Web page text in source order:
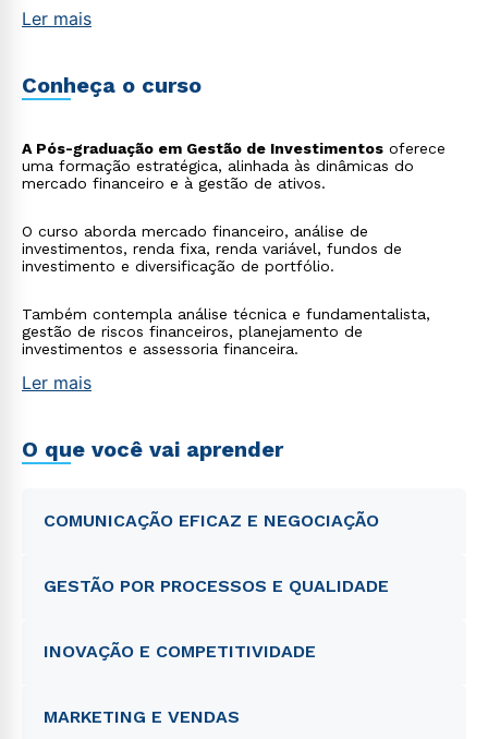
Ler mais
Conheça o curso
A Pós-graduação em Gestão de Investimentos oferece
uma formação estratégica, alinhada às dinâmicas do
mercado financeiro e à gestão de ativos.
O curso aborda mercado financeiro, análise de
investimentos, renda fixa, renda variável, fundos de
investimento e diversificação de portfólio.
Também contempla análise técnica e fundamentalista,
gestão de riscos financeiros, planejamento de
investimentos e assessoria financeira.
Ler mais
O que você vai aprender
COMUNICAÇÃO EFICAZ E NEGOCIAÇÃO
GESTÃO POR PROCESSOS E QUALIDADE
INOVAÇÃO E COMPETITIVIDADE
MARKETING E VENDAS